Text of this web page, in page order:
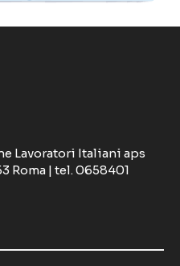
Lavoratori Italiani aps
Roma | tel. 0658401